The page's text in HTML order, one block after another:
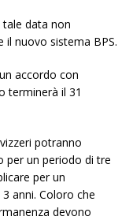
data non
il nuovo sistema BPS.
accordo con
terminerà il 31
potranno
per un periodo di tre
per un
anni. Coloro che
devono